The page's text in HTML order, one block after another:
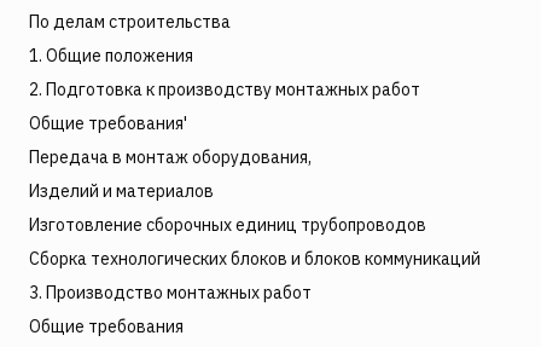
По делам строительства
1. Общие положения
2. Подготовка к производству монтажных работ
Общие требования'
Передача в монтаж оборудования,
Изделий и материалов
Изготовление сборочных единиц трубопроводов
Сборка технологических блоков и блоков коммуникаций
3. Производство монтажных работ
Общие требования